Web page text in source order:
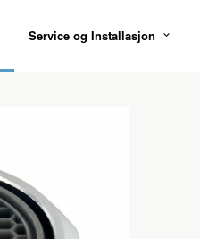
Service og Installasjon